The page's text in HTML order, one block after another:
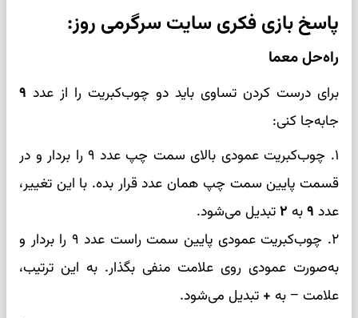
پاسخ بازی فکری سایت سرگرمی روز:
راه‌حل معما
برای درست کردن تساوی باید دو چوب‌کبریت را از عدد ۹
جابه‌جا کنی:
۱. چوب‌کبریت عمودی بالای سمت چپ عدد ۹ را بردار و در
قسمت پایین سمت چپ همان عدد قرار بده. با این تغییر،
عدد ۹به ۲تبدیل می‌شود.
۲. چوب‌کبریت عمودی پایین سمت راست عدد ۹ را بردار و
به‌صورت عمودی روی علامت منفی بگذار. به این ترتیب،
علامت −به + تبدیل می‌شود.